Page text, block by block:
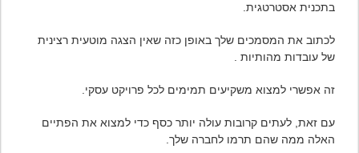
בתכנית אסטרטגית.
לכתוב את המסמכים שלך באופן כזה שאין הצגה מוטעית רצינית
של עובדות מהותיות .
זה אפשרי למצוא משקיעים תמימים לכל פרויקט עסקי.
עם זאת, לעתים קרובות עולה יותר כסף כדי למצוא את הפתיים
האלה ממה שהם תרמו לחברה שלך.